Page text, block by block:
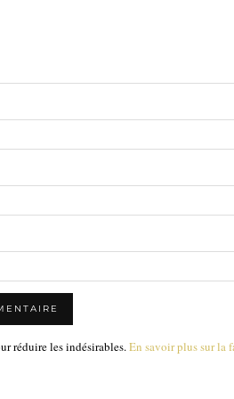
réduire les indésirables. En savoir plus sur la